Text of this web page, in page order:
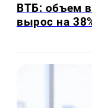
ВТБ: объем
вырос на